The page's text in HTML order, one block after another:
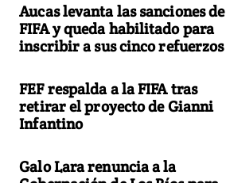
Aucas levanta las sanciones de
FIFA y queda habilitado para
inscribir a sus cinco refuerzos
FEF respalda a la FIFA tras
retirar el proyecto de Gianni
Infantino
Galo Lara renuncia a la